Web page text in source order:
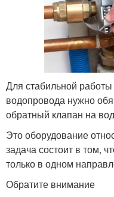
Для стабильной
водопровода нужно
обратный клапан на
Это оборудование
задача состоит в том,
только в одном
Обратите внимание